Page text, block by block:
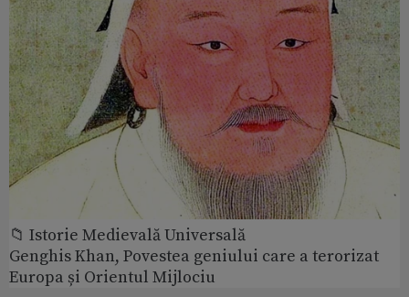
📁 Istorie Medievală Universală
Genghis Khan, Povestea geniului care a terorizat
Europa și Orientul Mijlociu